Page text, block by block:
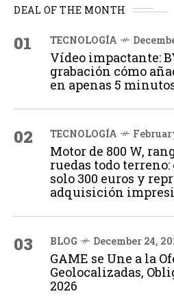
DEAL OF THE MONTH
01 TECNOLOGÍA
Vídeo impactante:
grabación cómo
en apenas 5
02 TECNOLOGÍA
Motor de 800 W,
ruedas todo
solo 300 euros y
adquisición
03 BLOG December 24,
GAME se Une a la
Geolocalizadas,
2026